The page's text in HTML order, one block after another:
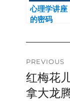
心理学讲座
的密码
Post
PREVIOUS
Previous
post:
红梅花
拿大龙